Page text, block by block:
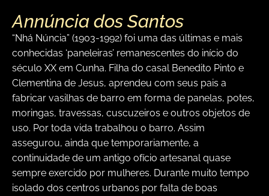
Annúncia dos Santos
“Nhá Núncia” (1903-1992) foi uma das últimas e mais
conhecidas ‘paneleiras’ remanescentes do início do
século XX em Cunha. Filha do casal Benedito Pinto e
Clementina de Jesus, aprendeu com seus pais a
fabricar vasilhas de barro em forma de panelas, potes,
moringas, travessas, cuscuzeiros e outros objetos de
uso. Por toda vida trabalhou o barro. Assim
assegurou, ainda que temporariamente, a
continuidade de um antigo ofício artesanal quase
sempre exercido por mulheres. Durante muito tempo
isolado dos centros urbanos por falta de boas